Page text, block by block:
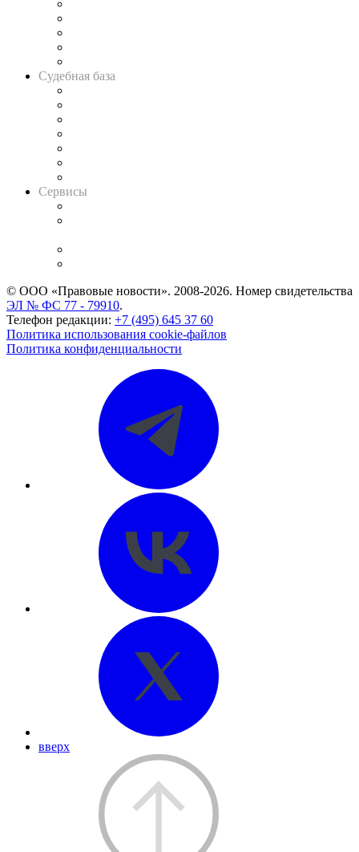
Судебная база
Сервисы
© ООО «Правовые новости». 2008-2026. Номер свидетельства
ЭЛ № ФС 77 - 79910.
Телефон редакции: +7 (495) 645 37 60
Политика использования cookie-файлов
Политика конфиденциальности
вверх